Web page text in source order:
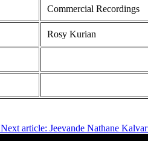
Commercial Recordings
Rosy Kurian
Next article: Jeevande Nathane